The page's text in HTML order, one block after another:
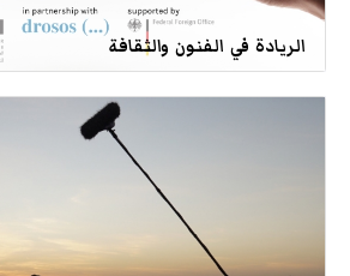
الريادة في الفنون والثقافة